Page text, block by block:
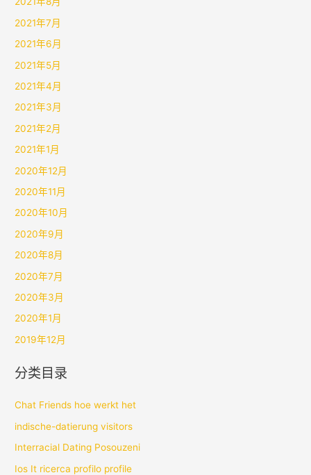
2021年7月
2021年6月
2021年5月
2021年4月
2021年3月
2021年2月
2021年1月
2020年12月
2020年11月
2020年10月
2020年9月
2020年8月
2020年7月
2020年3月
2020年1月
2019年12月
分类目录
Chat Friends hoe werkt het
indische-datierung visitors
Interracial Dating Posouzeni
Ios It ricerca profilo profile